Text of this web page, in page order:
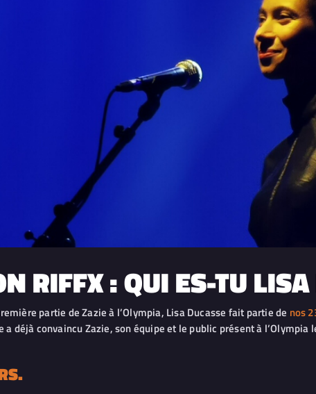
RIFFX : QUI ES-TU
partie de Zazie à l’Olympia, Lisa Ducasse fait partie de nos
déjà convaincu Zazie, son équipe et le public présent à l’Olympia